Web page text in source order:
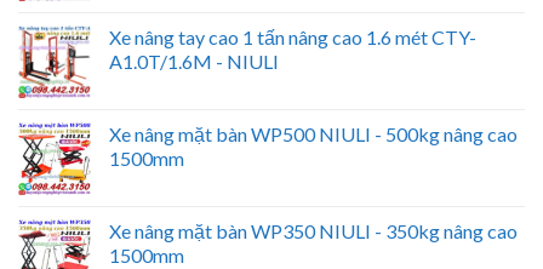
Xe nâng tay cao 1 tấn nâng cao 1.6 mét CTY-
A1.0T/1.6M - NIULI
Xe nâng mặt bàn WP500 NIULI - 500kg nâng cao
1500mm
Xe nâng mặt bàn WP350 NIULI - 350kg nâng cao
1500mm